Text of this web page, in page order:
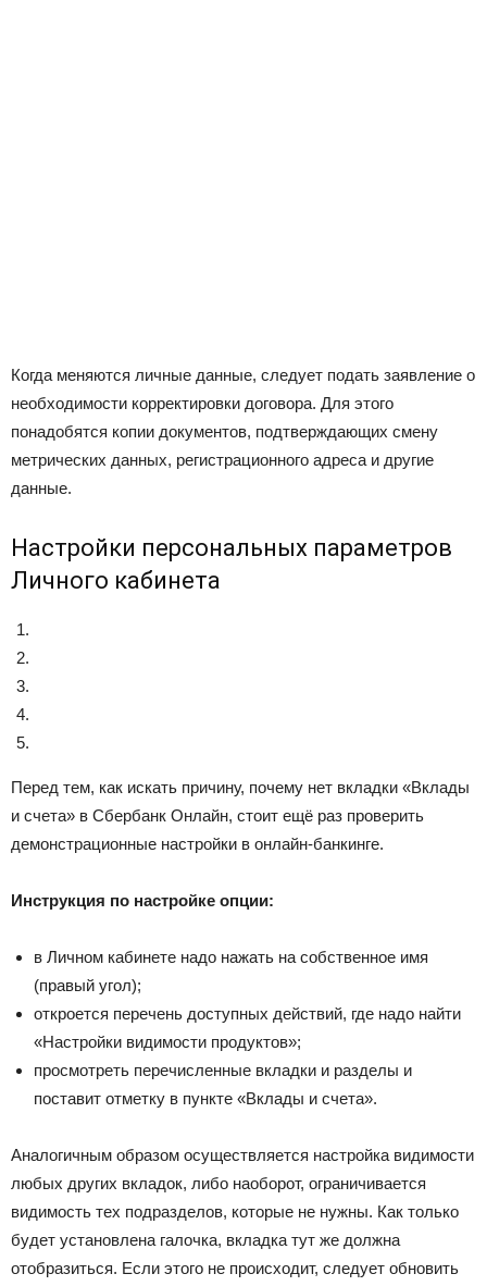
Когда меняются личные данные, следует подать заявление о
необходимости корректировки договора. Для этого
понадобятся копии документов, подтверждающих смену
метрических данных, регистрационного адреса и другие
данные.
Настройки персональных параметров
Личного кабинета
Перед тем, как искать причину, почему нет вкладки «Вклады
и счета» в Сбербанк Онлайн, стоит ещё раз проверить
демонстрационные настройки в онлайн-банкинге.
Инструкция по настройке опции:
в Личном кабинете надо нажать на собственное имя
(правый угол);
откроется перечень доступных действий, где надо найти
«Настройки видимости продуктов»;
просмотреть перечисленные вкладки и разделы и
поставит отметку в пункте «Вклады и счета».
Аналогичным образом осуществляется настройка видимости
любых других вкладок, либо наоборот, ограничивается
видимость тех подразделов, которые не нужны. Как только
будет установлена галочка, вкладка тут же должна
отобразиться. Если этого не происходит, следует обновить